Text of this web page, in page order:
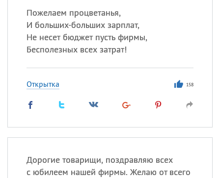
Пожелаем процветанья,
И больших-больших зарплат,
Не несет бюджет пусть фирмы,
Бесполезных всех затрат!
Открытка 158
Дорогие товарищи, поздравляю всех
с юбилеем нашей фирмы. Желаю от всего